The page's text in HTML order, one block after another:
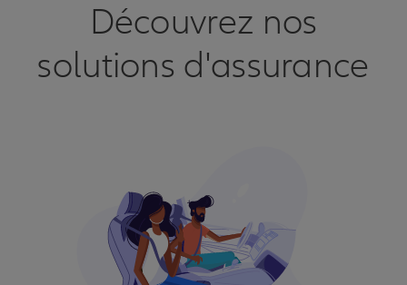
Découvrez nos
solutions d'assurance